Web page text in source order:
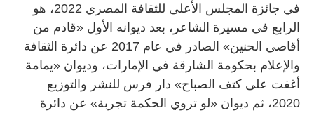
في جائزة المجلس الأعلى للثقافة المصري 2022، هو
الرابع في مسيرة الشاعر، بعد ديوانه الأول «قادم من
أقاصي الحنين» الصادر في عام 2017 عن دائرة الثقافة
والإعلام بحكومة الشارقة في الإمارات، وديوان «يمامة
أغفت على كتف الصباح» دار فرس للنشر والتوزيع
2020، ثم ديوان «لو تروي الحكمة تجربة» عن دائرة